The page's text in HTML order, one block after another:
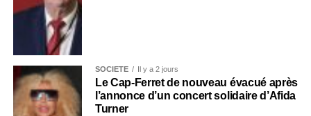
SOCIÉTÉ Il y a 2 jours
Le Cap-Ferret de nouveau évacué après
l’annonce d’un concert solidaire d’Afida
Turner